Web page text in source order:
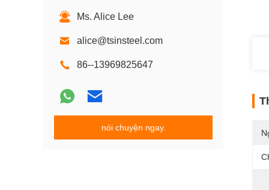
Ms. Alice Lee
alice@tsinsteel.com
86--13969825647
nói chuyện ngay.